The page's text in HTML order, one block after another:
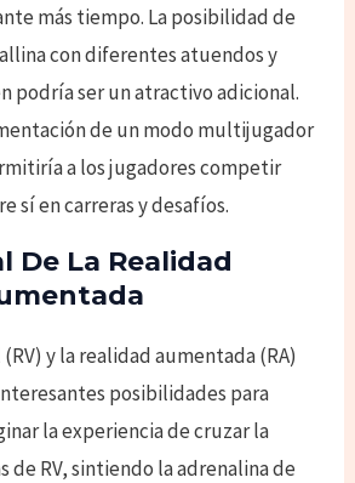
más tiempo. La posibilidad de
con diferentes atuendos y
podría ser un atractivo adicional.
de un modo multijugador
a los jugadores competir
sí en carreras y desafíos.
De La Realidad
y la realidad aumentada (RA)
posibilidades para
la experiencia de cruzar la
de RV, sintiendo la adrenalina de